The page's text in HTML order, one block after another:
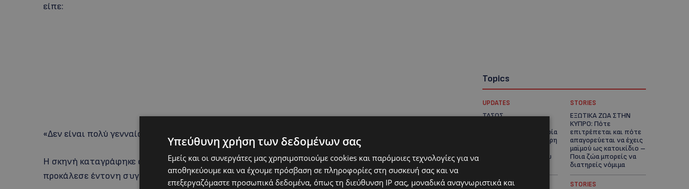
είπε:
«Δεν είναι πολύ γενναία η μαμά;»
Η σκηνή καταγράφηκε σε βίντεο που δημοσιεύθηκε στα μέσα κοινωνικής δικτύωσης και
προκάλεσε έντονη συγκίνηση.
Topics
UPDATES
ΤΑΣΟΣ
συγκλονιστική ιστορία
του 12χρονου Δημήτρη
12.500 ευρώ που του
STORIES
ΕΞΩΤΙΚΑ ΖΩΑ ΣΤΗΝ
ΚΥΠΡΟ: Πότε
επιτρέπεται και πότε
απαγορεύεται να έχεις
μαϊμού ως κατοικίδιο –
Ποια ζώα μπορείς να
διατηρείς νόμιμα
UPDATES STORIES
Υπεύθυνη χρήση των δεδομένων σας
Εμείς και οι συνεργάτες μας χρησιμοποιούμε cookies και παρόμοιες τεχνολογίες για να
αποθηκεύουμε και να έχουμε πρόσβαση σε πληροφορίες στη συσκευή σας και να
επεξεργαζόμαστε προσωπικά δεδομένα, όπως τη διεύθυνση IP σας, μοναδικά αναγνωριστικά και